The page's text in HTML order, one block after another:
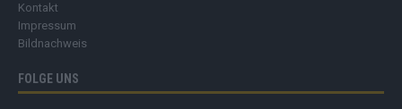
Kontakt
Impressum
Bildnachweis
FOLGE UNS